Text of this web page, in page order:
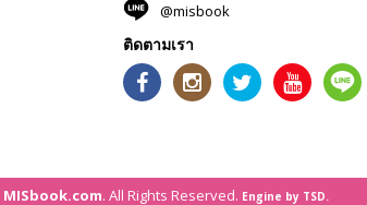
@misbook
ติดตามเรา
MISbook.com. All Rights Reserved. Engine by TSD.